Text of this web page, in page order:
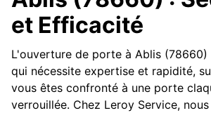
et Efficacité
L'ouverture de porte à Ablis (78660)
qui nécessite expertise et rapidité,
vous êtes confronté à une porte
verrouillée. Chez Leroy Service,